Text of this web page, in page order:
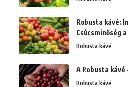
Robusta kávé:
Csúcsminőség
Robusta kávé
A Robusta
Robusta kávé